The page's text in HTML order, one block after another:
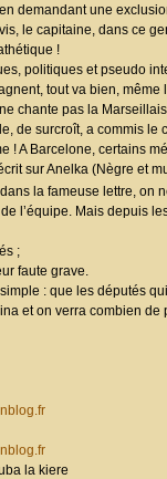
demandant une
le capitaine, dans ce
!
politiques et pseudo
tout va bien,
chante pas la
de surcroît, a commis le
! A Barcelone, certains
sur Anelka (Nègre et
la fameuse lettre,
l’équipe. Mais depuis
;
faute grave.
: que les députés
et on verra combien
la kiere